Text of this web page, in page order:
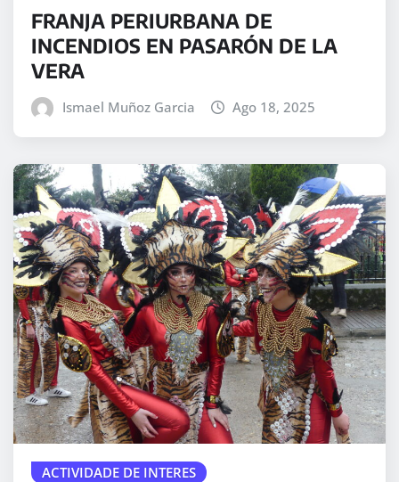
FRANJA PERIURBANA DE
INCENDIOS EN PASARÓN DE LA
VERA
Ismael Muñoz Garcia Ago 18, 2025
ACTIVIDADE DE INTERES